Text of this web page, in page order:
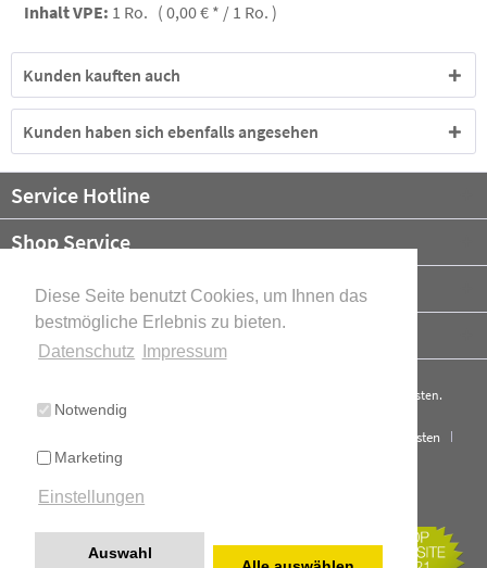
Diese Seite benutzt Cookies, um Ihnen das
bestmögliche Erlebnis zu bieten.
Datenschutz
Impressum
Notwendig
Marketing
Einstellungen
Auswahl
Inhalt VPE: 1 Ro. ( 0,00 € * / 1 Ro. )
Kunden kauften auch
Kunden haben sich ebenfalls angesehen
Service Hotline
Shop Service
Informationen
Newsletter
Versandkosten.
Versand und Kosten
Realisiert mit Shopware